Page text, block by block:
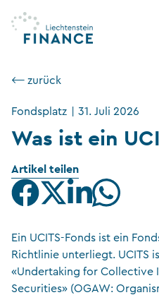
⟵ zurück
Fondsplatz 31. Juli 2026
Was ist ein
Artikel teilen
Ein UCITS-Fonds ist ein
Richtlinie unterliegt. UCITS
«Undertaking for Collective
Securities» (OGAW: